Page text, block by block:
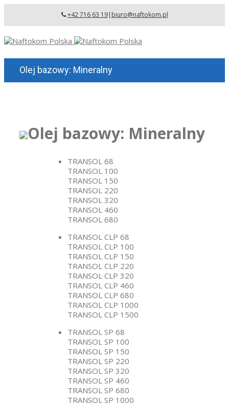
+42 716 63 19| biuro@naftokom.pl
Olej bazowy: Mineralny
Olej bazowy: Mineralny
TRANSOL 68
TRANSOL 100
TRANSOL 150
TRANSOL 220
TRANSOL 320
TRANSOL 460
TRANSOL 680
TRANSOL CLP 68
TRANSOL CLP 100
TRANSOL CLP 150
TRANSOL CLP 220
TRANSOL CLP 320
TRANSOL CLP 460
TRANSOL CLP 680
TRANSOL CLP 1000
TRANSOL CLP 1500
TRANSOL SP 68
TRANSOL SP 100
TRANSOL SP 150
TRANSOL SP 220
TRANSOL SP 320
TRANSOL SP 460
TRANSOL SP 680
TRANSOL SP 1000